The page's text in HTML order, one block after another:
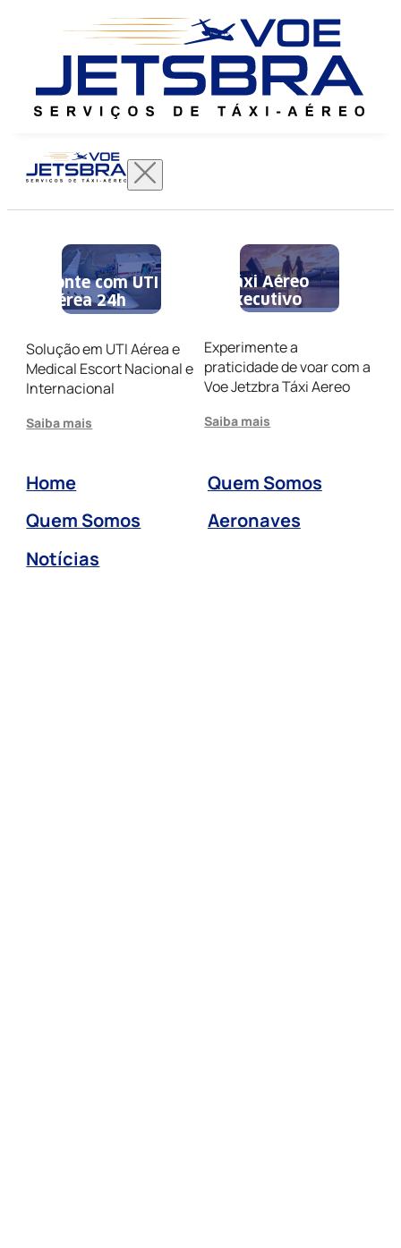
Conte com UTI
Aérea 24h
Solução em UTI Aérea e
Medical Escort Nacional e
Internacional
Saiba mais
Táxi Aéreo
Executivo
Experimente a
praticidade de voar com a
Voe Jetzbra Táxi Aereo
Saiba mais
Home
Quem Somos
Quem Somos
Aeronaves
Notícias